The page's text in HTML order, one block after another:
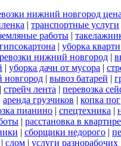
нижний новгород
| транспортные услуги
работы |
| уборка
нижний новгород |
| уборка дачи от мусора |
новгород | вывоз батарей |
| стрейч лента | перевозка
аренда грузчиков | копка
пианино | спецтехника |
| расстановка в квартире
| сборщики недорого |
| слом | услуги разнорабочих